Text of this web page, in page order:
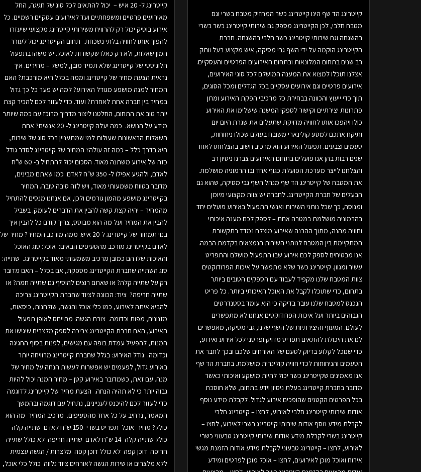
קייטרינג ל- 20 איש – יכול להתאים לכל סוג של חגיגה, החל
מאירועים פרטיים ומשפחתיים ועד לאירועים עסקיים רשמיים. כל
אירוע בוטיק יכול רק להרוויח משירותי קייטרינג מקצועי שיעזרו
להפוך אותו לחוויה בלתי נשכחת. תחום הקייטרינג יכול לעורר
המון שאלות, ולא רק כאלו שקשורות לאוכל. יש משהו בתפעול
הלוגיסטי של קייטרינג שלא תמיד מובן, למשל – מחירים. איך
נראית הצעת מחיר של קייטרינג וממה בכלל היא מורכבת? האם
המחיר למנה מושפע מגודל האירוע? למה יש פער כל כך גדול
במחיר בין חברה אחת לאחרת? ועוד. כדי לעזור לכם להכיר קצת
יותר טוב את התחום, החלטנו ליצור מדריך מרוכז עם כמה שיותר
מידע על הנושא. כמה יעלה קייטרינג ל- 20 אנשים? אחת
השאלות הראשונות שעולות למי שמתעניין בכל סוג של שירות,
היא בדרך כלל – כמה זה עולה? המחיר של קייטרינג לסדר גודל
כזה של אירוע משתנה מאוד. הסכום יכול להתחיל ב- 60 ש"ח
לאדם, ולהגיע אפילו ל- 350 ש"ח לאדם. כמו שאתם מבינים,
מדובר בטווח משמעותי מאוד, ויש לזה סיבה טובה. המחיר
בקייטרינג מושפע מהמון גורמים ולכן, אם אנחנו מנסים להתחיל
מהמחיר – יהיה קצת קשה להבין את הדברים לעומק. בשביל
להבין את המחיר ועל מה הוא מבוסס, צריך קודם כל להבין איך
בנוי תמחור של קייטרינג ל 20 איש. ממה מורכב המחיר? מחיר של
לאדם בקייטרינג מורכב מהסעיפים הבאים: אוכל: סוג האוכל
והאיכות שלו הם כמובן מרכיב משמעותי מאוד בקייטרינג. שתייה:
סוג השתייה שחברת הקייטרינג מספקת, אם בכלל – האם מדובר
רק על שתייה קלה? או שאתם רוצים להוסיף גם שתייה חמה? או
שתייה חריפה? ציוד: הכוונה לציוד שחברת הקייטרינג צריכה
להביא איתה לאירוע, כמו כלי אוכל והגשה, שולחנות, כיסאות,
מזנונים, מפות וכדומה. צורת הגשה: מתייחס לאופן תפעול
האירוע, האם חברת הקייטרינג צריכה לספק מלצרים שיגישו את
המנות, להפעיל עמדת בופה עם מגישים, לפנות בסוף החגיגה
וכדומה. גודל האירוע: בגלל שחברת קייטרינג מרוויחה יותר
באירוע גדול, לפעמים יש אפשרות לעשות הנחה על מחיר של
מנה. עם זאת, כשמדובר באירוע קטן – מחיר המנה יכול להיות
גבוה יותר כי לא תהיה הנחה. הצעת מחיר של קייטרינג לדוגמה
כדי לעזור לכם להיכנס לעניינים, נתחיל עם דוגמה ובהמשך
המאמר, נרחיב על כל אחד מהסעיפים. מרכיב המחיר מה הוא
כולל? מחיר אוכל תפריט בשרי 150 ש"ח לאדם שתייה קלה
כולל שתייה קלה 14 ש"ח לאדם שתייה חריפה לא כולל שתייה
חריפה דוכן קפה לא כולל דוכן קפה מלצרות / הגשה עצמית
ללא מלצרים או שירות הגשה לאורחים ציוד נלווה כולל כלי אוכל,
קייטרינג הד שף הינו קייטרינג כשר המחזיק מטבח בשרי וגם
מטבח חלבי, לכן הקייטרינג מספק גם שירותי קייטרינג כשר בשרי
בהשגחה וגם שירותי קייטרינג כשר חלבי בהשגחה. חברת
הקייטרינג הוקמה על ידי השף גבי מסיקה, איש מקצוע בעל וותק
רב שנים בתחום המלונאות ובתחום האירועים הפרטיים והעסקיים.
אצלנו תוכלו למצוא את המענה המושלם לכל סוגי האירועים,
אירועים פרטיים וגם אירועים עסקיים בכל הגדלים ומכל הסוגים,
תוך כדי ייעוץ והכוונה בבחירת כל מרכיבי הפקת האירוע ומתן
פתרונות יצירתיים וקישור לספקי המשנה שישלימו את האירוע
כולו ויהפכו אותו לחוויה מדויקת שתעלים את שגרת היום יום
ותיקח אתכם למסע קולינארי משובח בעולם שכולו ניחוחות,
טעמים וצבעים. תפעול האירוע הוא מרכיב חשוב בהצלחתו לאחר
שנים רבות בהן אנו פועלים בתחום האירועים צברנו ניסיון רב
והצלחנו לייצר מערכת הפועלת כגוף אחד ובו הרמוניה מושלמת.
את המטבח של קייטרינג הד שף מנהל השף גבי מסיקה, שהוא גם
הבעלים של חברת הקייטרינג. לחברה יש צוות מקצועי מיומן
ומנוסה, כך שכל נותני השירות ואנשי התפעול באירוע פועלים יחד
בהרמוניה מושלמת במטרה אחת – לספק לכם מענה איכותי
וחוויה מהנה, מתוך ההבנה שאירוע מוצלח נמדד בתקשורת
המתקיימת בין המטבח לנותני השירות הנמצאים בקדמת הבמה.
אנו מבטיחים לספק לכם אירוע שבו התפעול מושלם והתפריט
עשיר ומגוון. קייטרינג כשר שלא מתפשר על איכות הפרודוקטים
צוות המטבח שלנו מקפיד לעבוד עם הספקים הטובים ביותר
בתחום, כדי שתוכלו לקבל את האוכל האיכותי ביותר. כל פריט
הנכנס למטבח שלנו עובר בדיקה כי הוא עומד בסטנדרטים
הגבוהים ביותר ועל איכות הפרודוקטים אנחנו לא מתפשרים
לעולם. המעוף והיצירתיות של השף שלנו, גבי מסיקה, מאפשרים
לנו את היכולת להתאים תפריט מדויק ופרטני לכל אירוע ואירוע,
כדי שנוכל לקלוע בדיוק לטעם של האורחים שלכם ובכך לחבר את
הטעמים והניחוחות לכדי חוויה קולינרית מושלמת. בחברת הד שף
אנו מאמינים שקייטרינג כשר יכול להיות מושקע ואיכותי כאשר
מדובר בחברת קייטרינג בעלת ניסיון וידע בתחום, שלא חוסכת
בכל הפרטים הקטנים שהופכים אירוע לגדול. לקבלת מידע נוסף
אודות שירותי קייטרינג חלבי לאירוע, לחצו – קייטרינג חלבי
לקבלת מידע נוסף אודות שירותי קייטרינג בשרי לאירוע, לחצו –
קייטרינג בשרי לקבלת מידע אודות שירותי קייטרינג טבעוני כשרי
לאירוע, לחצו – קייטרינג טבעוני לקבלת מידע אודות הזמנת מגשי
אירוח ואוכל מוכן לאירועים, לחצו – אוכל מוכן לפרטים ומידע